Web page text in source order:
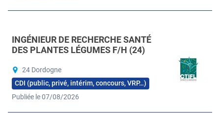
INGÉNIEUR DE RECHERCHE SANTÉ
DES PLANTES LÉGUMES F/H (24)
24 Dordogne
CDI (public, privé, intérim, concours, VRP…)
Publiée le 07/08/2026